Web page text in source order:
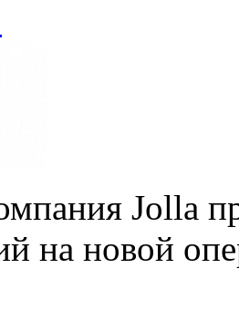
Jolla
на новой